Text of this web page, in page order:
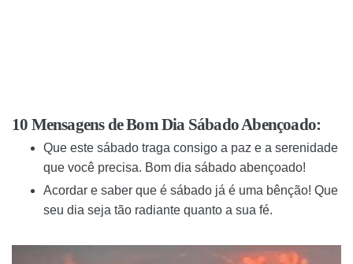
10 Mensagens de Bom Dia Sábado Abençoado:
Que este sábado traga consigo a paz e a serenidade
que você precisa. Bom dia sábado abençoado!
Acordar e saber que é sábado já é uma bênção! Que
seu dia seja tão radiante quanto a sua fé.